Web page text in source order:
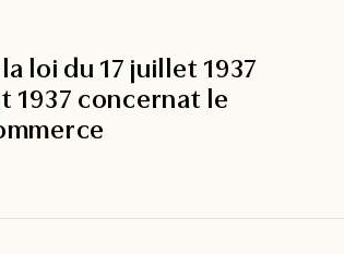
loi du 17 juillet 1937
1937 concernat le